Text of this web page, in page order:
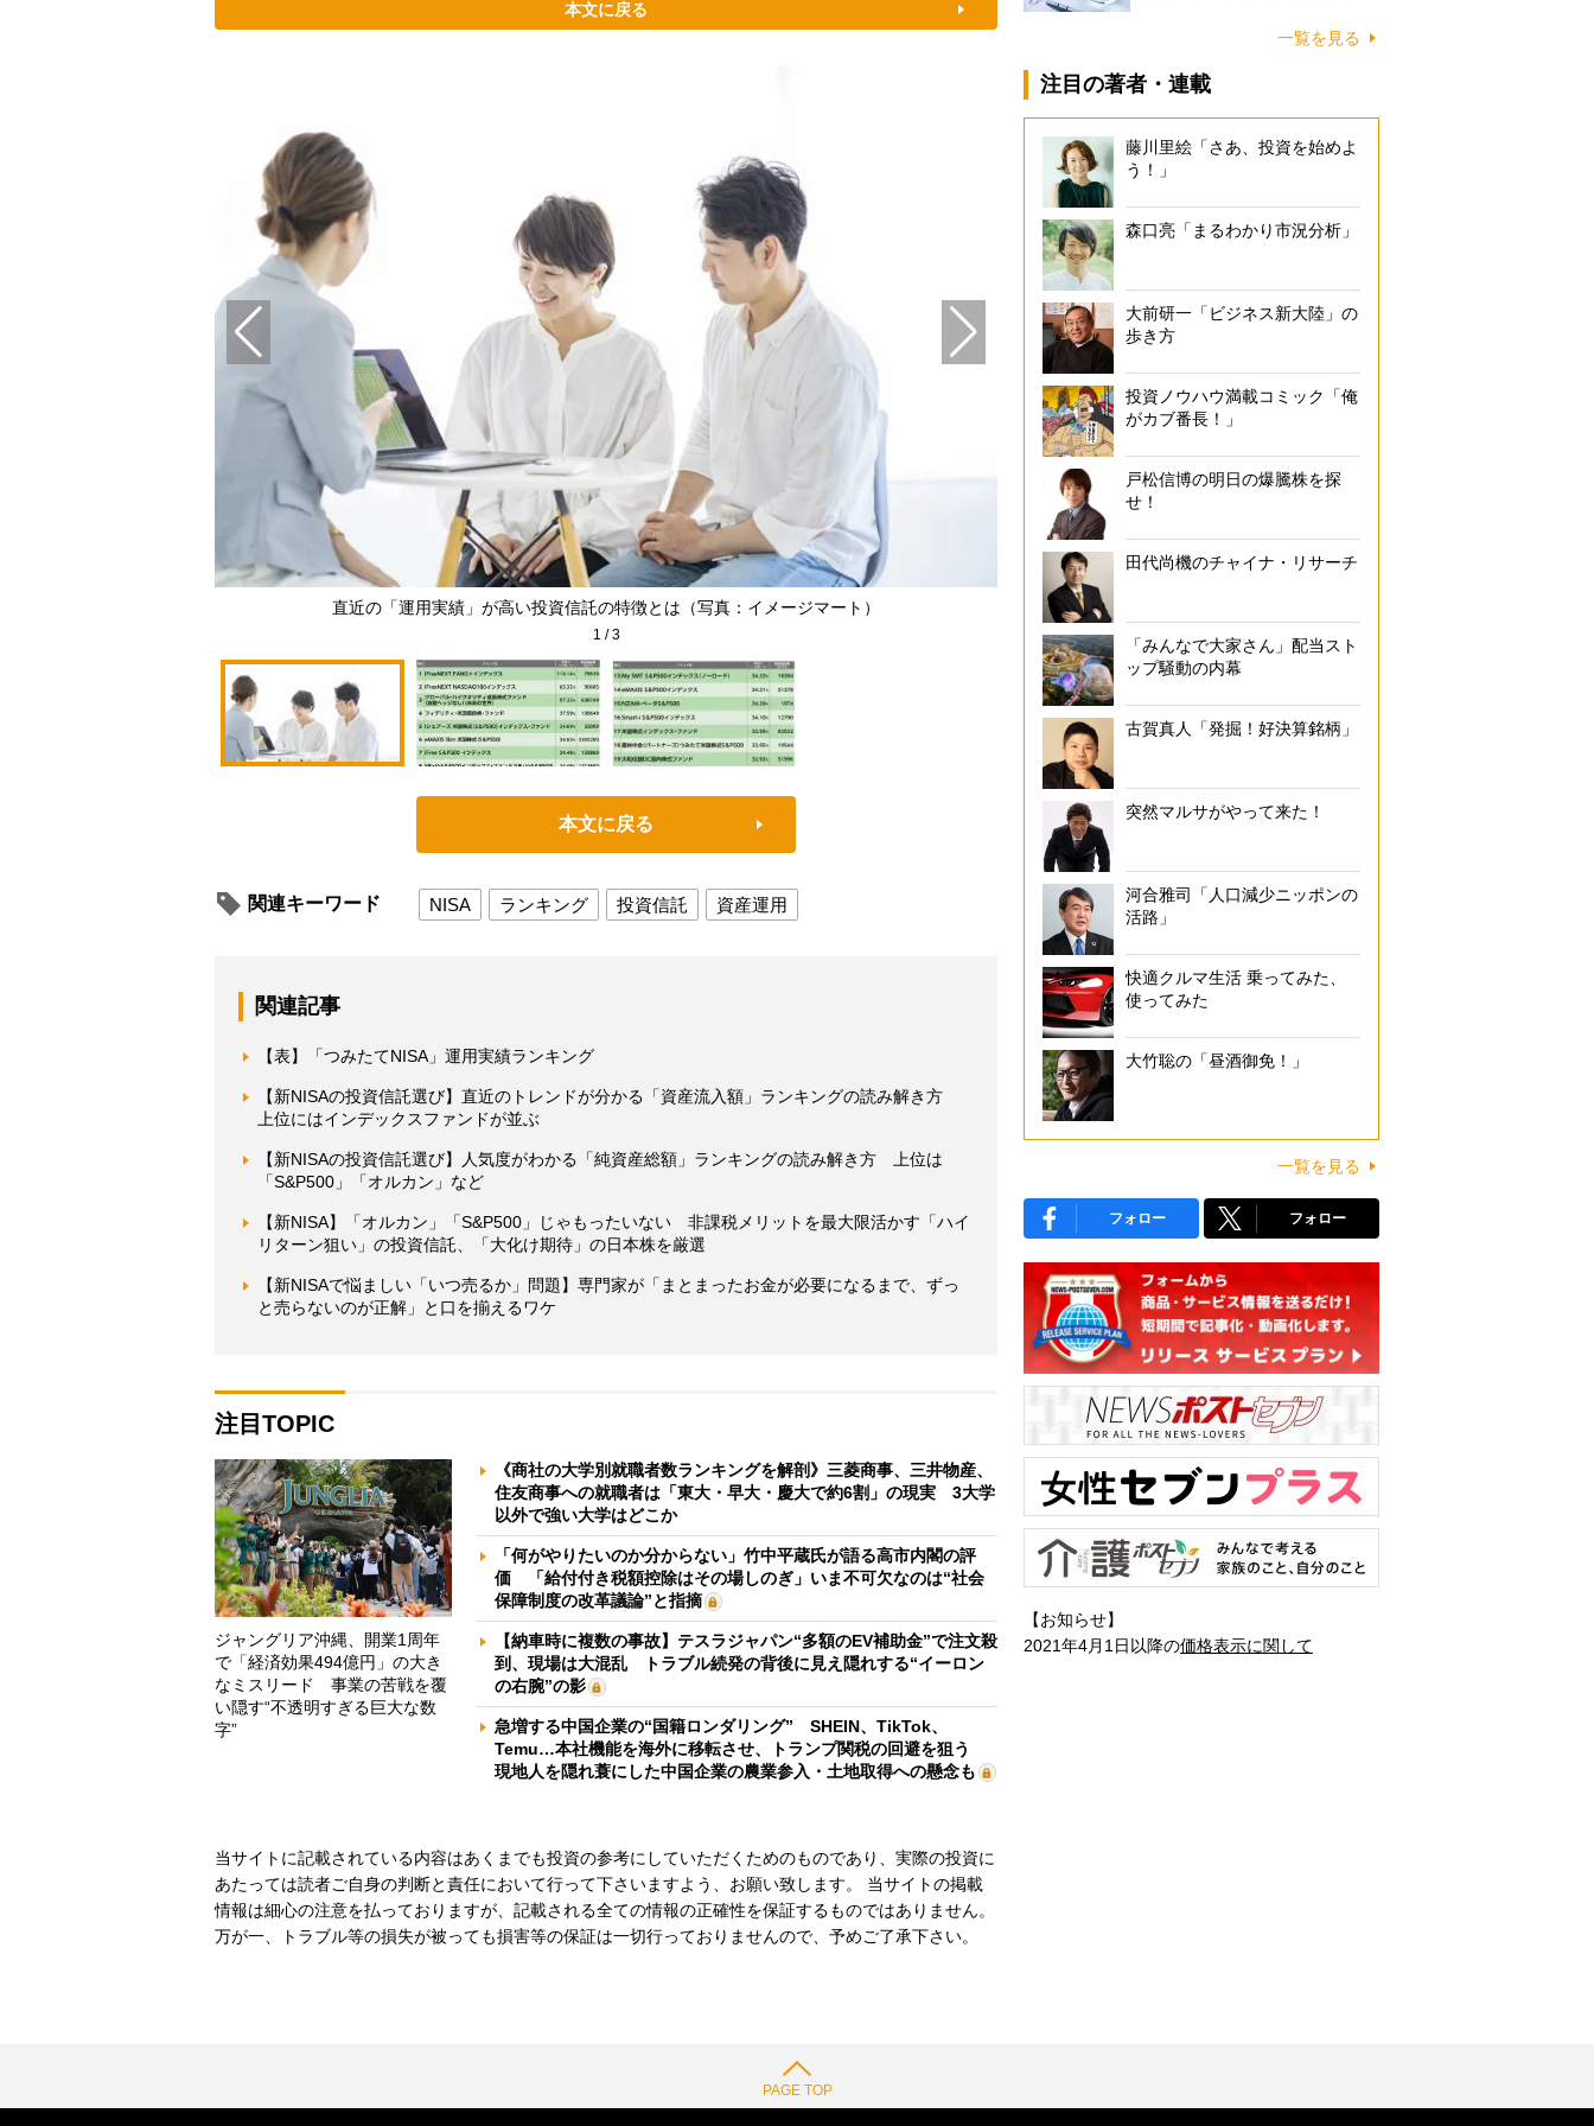
本文に戻る
直近の「運用実績」が高い投資信託の特徴とは（写真：イメージマート）
1 /3
本文に戻る
関連キーワード NISA ランキング 投資信託 資産運用
関連記事
【表】「つみたてNISA」運用実績ランキング
【新NISAの投資信託選び】直近のトレンドが分かる「資産流入額」ランキングの読み解き方
上位にはインデックスファンドが並ぶ
【新NISAの投資信託選び】人気度がわかる「純資産総額」ランキングの読み解き方 上位は
「S&P500」「オルカン」など
【新NISA】「オルカン」「S&P500」じゃもったいない 非課税メリットを最大限活かす「ハイ
リターン狙い」の投資信託、「大化け期待」の日本株を厳選
【新NISAで悩ましい「いつ売るか」問題】専門家が「まとまったお金が必要になるまで、ずっ
と売らないのが正解」と口を揃えるワケ
注目TOPIC
ジャングリア沖縄、開業1周年
で「経済効果494億円」の大き
なミスリード 事業の苦戦を覆
い隠す“不透明すぎる巨大な数
字”
《商社の大学別就職者数ランキングを解剖》三菱商事、三井物産、
住友商事への就職者は「東大・早大・慶大で約6割」の現実 3大学
以外で強い大学はどこか
「何がやりたいのか分からない」竹中平蔵氏が語る高市内閣の評
価 「給付付き税額控除はその場しのぎ」いま不可欠なのは“社会
保障制度の改革議論”と指摘
【納車時に複数の事故】テスラジャパン“多額のEV補助金”で注文殺
到、現場は大混乱 トラブル続発の背後に見え隠れする“イーロン
の右腕”の影
急増する中国企業の“国籍ロンダリング” SHEIN、TikTok、
Temu…本社機能を海外に移転させ、トランプ関税の回避を狙う
現地人を隠れ蓑にした中国企業の農業参入・土地取得への懸念も
当サイトに記載されている内容はあくまでも投資の参考にしていただくためのものであり、実際の投資に
あたっては読者ご自身の判断と責任において行って下さいますよう、お願い致します。 当サイトの掲載
情報は細心の注意を払っておりますが、記載される全ての情報の正確性を保証するものではありません。
万が一、トラブル等の損失が被っても損害等の保証は一切行っておりませんので、予めご了承下さい。
一覧を見る
注目の著者・連載
藤川里絵「さあ、投資を始めよ
う！」
森口亮「まるわかり市況分析」
大前研一「ビジネス新大陸」の
歩き方
投資ノウハウ満載コミック「俺
がカブ番長！」
戸松信博の明日の爆騰株を探
せ！
田代尚機のチャイナ・リサーチ
「みんなで大家さん」配当スト
ップ騒動の内幕
古賀真人「発掘！好決算銘柄」
突然マルサがやって来た！
河合雅司「人口減少ニッポンの
活路」
快適クルマ生活 乗ってみた、
使ってみた
大竹聡の「昼酒御免！」
一覧を見る
フォロー フォロー
【お知らせ】
2021年4月1日以降の価格表示に関して
PAGE TOP